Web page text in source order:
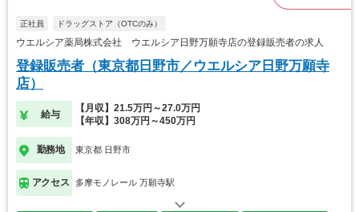
正社員 ドラッグストア（OTCのみ）
ウエルシア薬局株式会社 ウエルシア日野万願寺店の登録販売者の求人
登録販売者（東京都日野市／ウエルシア日野万願寺
店）
給与
【月収】21.5万円～27.0万円
【年収】308万円～450万円
勤務地 東京都 日野市
アクセス 多摩モノレール 万願寺駅